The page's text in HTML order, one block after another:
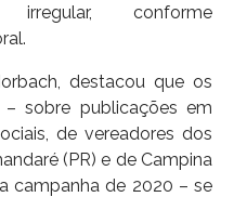
irregular, conforme
destacou que os
sobre publicações em
de vereadores dos
(PR) e de Campina
campanha de 2020 – se